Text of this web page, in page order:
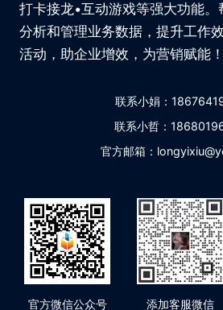
打卡接龙•互动游戏等强大功能。
分析和管理业务数据，提升工作
活动，助企业增效，为营销赋能！
联系小娟：
联系小哲：
官方邮箱：
官方微信公众号 添加客服微信